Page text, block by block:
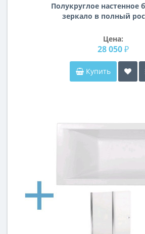
Полукруглое настенное
зеркало в полный
консоли/шкафа/тумбы
Цена:
28 050 ₽
Купить